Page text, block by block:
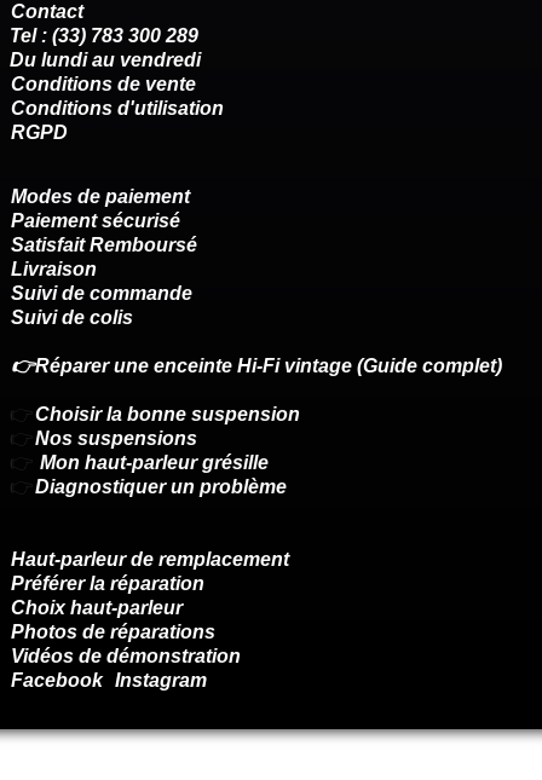
Contact
Tel : (33) 783 300 289
Du lundi au vendredi
Conditions de vente
Conditions d'utilisation
RGPD
Modes de paiement
Paiement sécurisé
Satisfait Remboursé
Livraison
Suivi de commande
Suivi de colis
👉Réparer une enceinte Hi-Fi vintage (Guide complet)
👉 Choisir la bonne suspension
👉 Nos suspensions
👉 Mon haut-parleur grésille
👉 Diagnostiquer un problème
Haut-parleur de remplacement
Préférer la réparation
Choix haut-parleur
Photos de réparations
Vidéos de démonstration
Facebook Instagram